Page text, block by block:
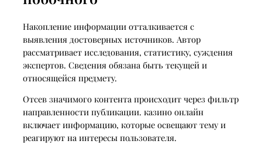
Накопление информации отталкивается с
выявления достоверных источников. Автор
рассматривает исследования, статистику, суждения
экспертов. Сведения обязана быть текущей и
относящейся предмету.
Отсев значимого контента происходит через фильтр
направленности публикации. казино онлайн
включает информацию, которые освещают тему и
реагируют на интересы пользователя.